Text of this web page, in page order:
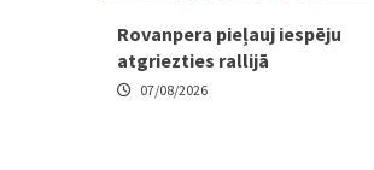
Rovanpera pieļauj iespēju
atgriezties rallijā
07/08/2026